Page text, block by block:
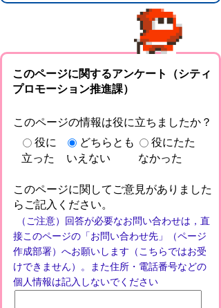
このページに関するアンケート（シティ
プロモーション推進課）
このページの情報は役に立ちましたか？
役に
立った
どちらとも
いえない
役にたた
なかった
このページに関してご意見がありました
らご記入ください。
（ご注意）回答が必要なお問い合わせは，直
接このページの「お問い合わせ先」（ページ
作成部署）へお願いします（こちらではお受
けできません）。また住所・電話番号などの
個人情報は記入しないでください